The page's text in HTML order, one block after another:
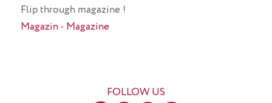
Flip through magazine !
Magazin - Magazine
FOLLOW US